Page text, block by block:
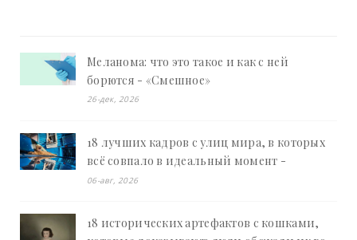
Меланома: что это такое и как с ней
борются - «Смешное»
26-дек, 2026
18 лучших кадров с улиц мира, в которых
всё совпало в идеальный момент -
«Смешное»
06-авг, 2026
18 исторических артефактов с кошками,